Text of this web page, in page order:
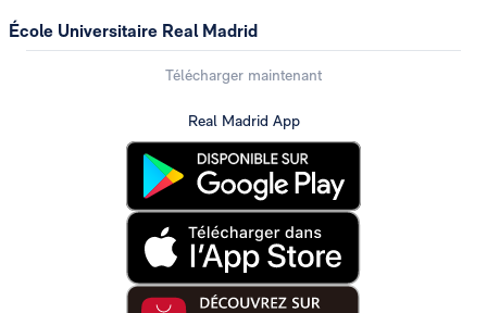
École Universitaire Real Madrid
Télécharger maintenant
Real Madrid App